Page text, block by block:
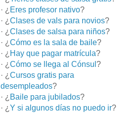
· ¿ Eres profesor nativo?
· ¿ Clases de vals para novios?
· ¿ Clases de salsa para niños?
· ¿ Cómo es la sala de baile?
· ¿ Hay que pagar matrícula?
· ¿ Cómo se llega al Cónsul ?
· ¿ Cursos gratis para
desempleados?
· ¿ Baile para jubilados?
· ¿ Y si algunos días no puedo ir?